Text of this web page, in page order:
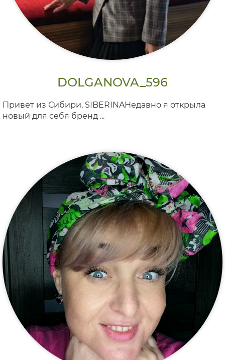
DOLGANOVA_596
Привет из Сибири, SIBERINAНедавно я открыла
новый для себя бренд ...